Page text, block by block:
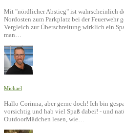
Mit "nördlicher Abstieg" ist wahrscheinlich
Nordosten zum Parkplatz bei der Feuerwehr
Vergleich zur Überschreitung wirklich ein
man…
Michael
Hallo Corinna, aber gerne doch! Ich bin
vorsichtig und hab viel Spaß dabei! - und
OutdoorMädchen lesen, wie…